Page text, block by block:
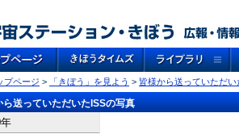
プページ > 「きぼう」を見よう > 皆様から送っていただい
ら送っていただいたISSの写真